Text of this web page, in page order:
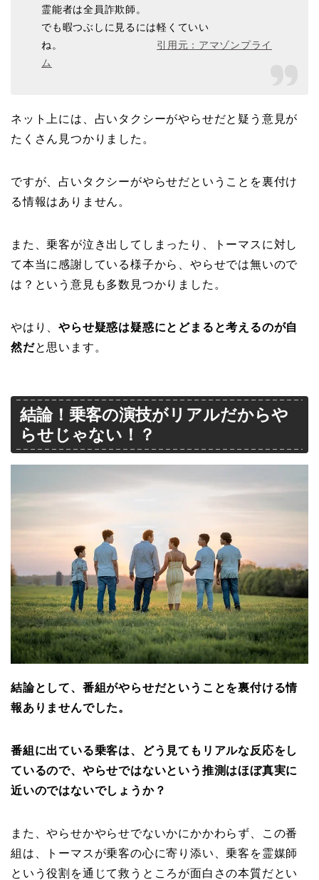
霊能者は全員詐欺師。
でも暇つぶしに見るには軽くていい
ね。 引用元：アマゾンプライ
ム
ネット上には、占いタクシーがやらせだと疑う意見が
たくさん見つかりました。
ですが、占いタクシーがやらせだということを裏付け
る情報はありません。
また、乗客が泣き出してしまったり、トーマスに対し
て本当に感謝している様子から、やらせでは無いので
は？という意見も多数見つかりました。
やはり、やらせ疑惑は疑惑にとどまると考えるのが自
然だと思います。
結論！乗客の演技がリアルだからや
らせじゃない！？
結論として、番組がやらせだということを裏付ける情
報ありませんでした。
番組に出ている乗客は、どう見てもリアルな反応をし
ているので、やらせではないという推測はほぼ真実に
近いのではないでしょうか？
また、やらせかやらせでないかにかかわらず、この番
組は、トーマスが乗客の心に寄り添い、乗客を霊媒師
という役割を通じて救うところが面白さの本質だとい